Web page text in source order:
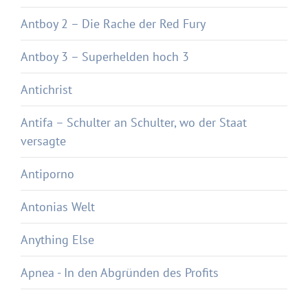
Antboy 2 – Die Rache der Red Fury
Antboy 3 – Superhelden hoch 3
Antichrist
Antifa – Schulter an Schulter, wo der Staat
versagte
Antiporno
Antonias Welt
Anything Else
Apnea - In den Abgründen des Profits